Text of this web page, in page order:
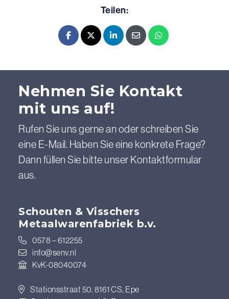
Teilen:
FacebookX - TwitterLinkedInE-mailWhatsapp
Nehmen Sie Kontakt
mit uns auf!
Rufen Sie uns gerne an oder schreiben Sie
eine E-Mail. Haben Sie eine konkrete Frage?
Dann füllen Sie bitte unser Kontaktformular
aus.
Schouten & Visschers
Metaalwarenfabriek b.v.
0578 – 612255
info@senv.nl
KvK-08040074
Stationsstraat 50, 8161 CS, Epe